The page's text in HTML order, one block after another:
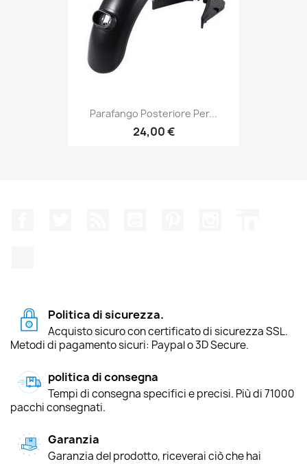
Parafango Posteriore Per...
24,00 €
Politica di sicurezza.
Acquisto sicuro con certificato di sicurezza SSL.
Metodi di pagamento sicuri: Paypal o 3D Secure.
politica di consegna
Tempi di consegna specifici e precisi. Più di 71000
pacchi consegnati.
Garanzia
Garanzia del prodotto, riceverai ciò che hai